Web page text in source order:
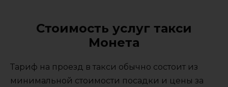
Стоимость услуг такси
Монета
Тариф на проезд в такси обычно состоит из
минимальной стоимости посадки и цены за